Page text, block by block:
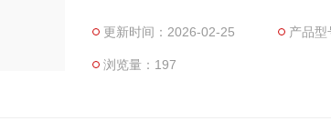
/ 精确测量模式 - 提供监控软件
更新时间：2026-02-25 产品型
浏览量：197